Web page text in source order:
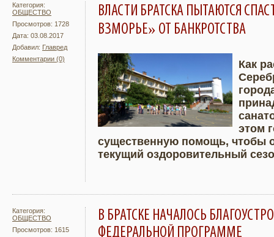
Категория:
ОБЩЕСТВО
Просмотров: 1728
Дата: 03.08.2017
Добавил: Главред
Комментарии (0)
ВЛАСТИ БРАТСКА ПЫТАЮТСЯ
ВЗМОРЬЕ» ОТ БАНКРОТСТВА
Подробнее
Как
этом
существенную помощь, чтобы
текущий оздоровительный
Категория:
ОБЩЕСТВО
Просмотров: 1615
В БРАТСКЕ НАЧАЛОСЬ
ФЕДЕРАЛЬНОЙ ПРОГРАММЕ